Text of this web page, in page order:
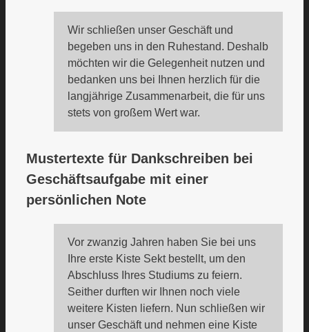
Wir schließen unser Geschäft und
begeben uns in den Ruhestand. Deshalb
möchten wir die Gelegenheit nutzen und
bedanken uns bei Ihnen herzlich für die
langjährige Zusammenarbeit, die für uns
stets von großem Wert war.
Mustertexte für Dankschreiben bei
Geschäftsaufgabe mit einer
persönlichen Note
Vor zwanzig Jahren haben Sie bei uns
Ihre erste Kiste Sekt bestellt, um den
Abschluss Ihres Studiums zu feiern.
Seither durften wir Ihnen noch viele
weitere Kisten liefern. Nun schließen wir
unser Geschäft und nehmen eine Kiste